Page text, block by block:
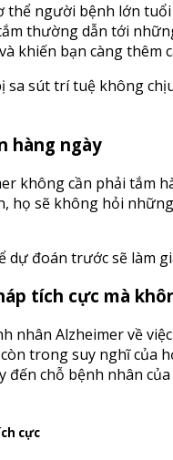
thể người bệnh lớn
thường dẫn tới
khiến bạn càng thêm
sút trí tuệ không
hàng ngày
không cần phải tắm
họ sẽ không hỏi
đoán trước sẽ làm
tích cực mà
nhân Alzheimer về
trong suy nghĩ của
đến chỗ bệnh nhân
cực